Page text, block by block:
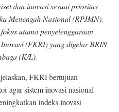
dan inovasi sesuai prioritas
Menengah Nasional (RPJMN).
utama penyelenggaraan
(FKRI) yang digelar BRIN
(K/L).
FKRI bertujuan
agar sistem inovasi nasional
indeks inovasi